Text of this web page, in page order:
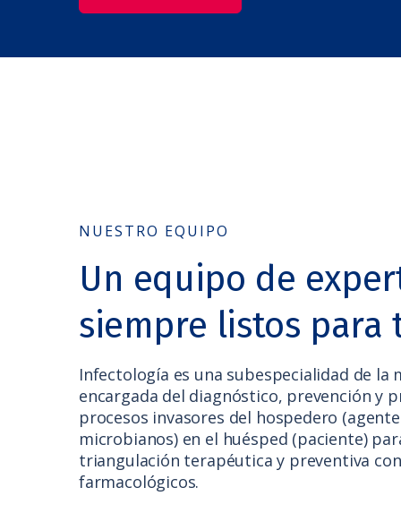
NUESTRO EQUIPO
Un equipo de
siempre listos para
Infectología es una subespecialidad de la
encargada del diagnóstico, prevención y
procesos invasores del hospedero
microbianos) en el huésped (paciente)
triangulación terapéutica y preventiva
farmacológicos.